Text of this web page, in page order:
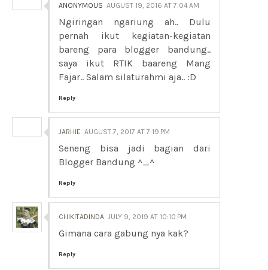
ANONYMOUS AUGUST 19, 2016 AT 7:04 AM
Ngiringan ngariung ah.. Dulu
pernah ikut kegiatan-kegiatan
bareng para blogger bandung..
saya ikut RTIK baareng Mang
Fajar.. Salam silaturahmi aja.. :D
Reply
JARHIE AUGUST 7, 2017 AT 7:19 PM
Seneng bisa jadi bagian dari
Blogger Bandung ^_^
Reply
CHIKITADINDA JULY 9, 2019 AT 10:10 PM
Gimana cara gabung nya kak?
Reply